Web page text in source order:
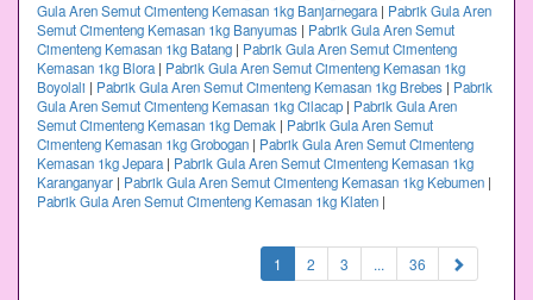
Gula Aren Semut Cimenteng Kemasan 1kg Banjarnegara | Pabrik Gula Aren
Semut Cimenteng Kemasan 1kg Banyumas | Pabrik Gula Aren Semut
Cimenteng Kemasan 1kg Batang | Pabrik Gula Aren Semut Cimenteng
Kemasan 1kg Blora | Pabrik Gula Aren Semut Cimenteng Kemasan 1kg
Boyolali | Pabrik Gula Aren Semut Cimenteng Kemasan 1kg Brebes | Pabrik
Gula Aren Semut Cimenteng Kemasan 1kg Cilacap | Pabrik Gula Aren
Semut Cimenteng Kemasan 1kg Demak | Pabrik Gula Aren Semut
Cimenteng Kemasan 1kg Grobogan | Pabrik Gula Aren Semut Cimenteng
Kemasan 1kg Jepara | Pabrik Gula Aren Semut Cimenteng Kemasan 1kg
Karanganyar | Pabrik Gula Aren Semut Cimenteng Kemasan 1kg Kebumen |
Pabrik Gula Aren Semut Cimenteng Kemasan 1kg Klaten |
1 (current)
2 3 ... 36